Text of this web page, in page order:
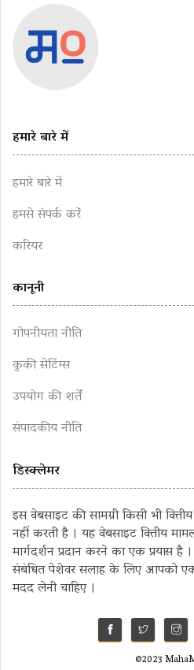
हमारे बारे में
हमारे बारे में
हमसे संपर्क करें
करियर
कानूनी
गोपनीयता नीति
कुकी सेटिंग्स
उपयोग की शर्तें
संपादकीय नीति
डिस्क्लेमर
इस वेबसाइट की सामग्री किसी भी
नहीं करती है । यह वेबसाइट वित्तीय
मार्गदर्शन प्रदान करने का एक प्रयास है
संबंधित पेशेवर सलाह के लिए आपको एक
मदद लेनी चाहिए ।
©2023